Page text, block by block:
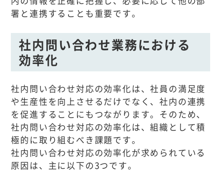
署と連携することも重要です。
社内問い合わせ業務における
効率化
社内問い合わせ対応の効率化は、社員の満足度
や生産性を向上させるだけでなく、社内の連携
を促進することにもつながります。そのため、
社内問い合わせ対応の効率化は、組織として積
極的に取り組むべき課題です。
社内問い合わせ対応の効率化が求められている
原因は、主に以下の3つです。